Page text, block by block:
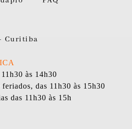
Curitiba
às 14h30
das 11h30 às 15h30
das 11h30 às 15h